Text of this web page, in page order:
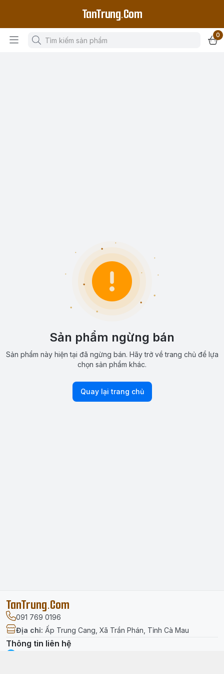
TanTrung.Com
0
Sản phẩm ngừng bán
Sản phẩm này hiện tại đã ngừng bán. Hãy trở về trang chủ để lựa
chọn sản phẩm khác.
Quay lại trang chủ
TanTrung.Com
091 769 0196
Địa chỉ: Ấp Trung Cang, Xã Trần Phán, Tỉnh Cà Mau
Thông tin liên hệ